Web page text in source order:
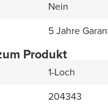
Nein
5 Jahre
Produkt
1-Loch
204343